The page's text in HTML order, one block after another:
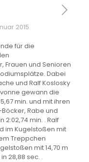
2015
für die
Frauen und Senioren
Dabei
und Ralf Koslosky
gewann die
min. und mit ihren
Rabe und
2:02,74 min. . Ralf
im Kugelstoßen mit
Treppchen
mit 14,70 m
28,88 sec. .